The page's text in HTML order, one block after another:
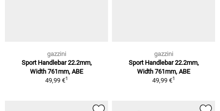
gazzini
Sport Handlebar 22.2mm,
Width 761mm, ABE
49,99 €1
gazzini
Sport Handlebar 22.2mm,
Width 761mm, ABE
49,99 €1